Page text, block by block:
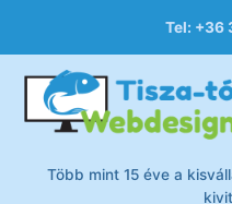
Tel: +36
Több mint 15 éve a